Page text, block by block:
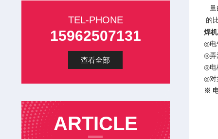
TEL-PHONE
15962507131
查看全部
ARTICLE
量
的
焊
◎电
◎弄
◎电
◎对
※